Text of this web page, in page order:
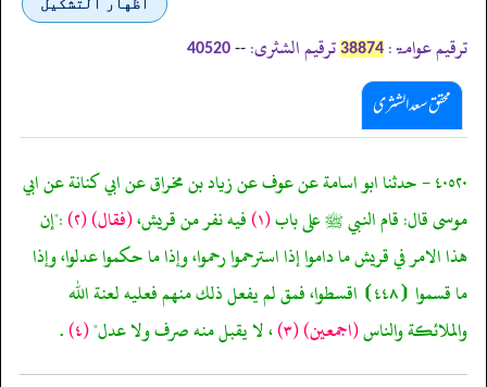
ترقیم عوامۃ: 38874 ترقیم الشثری: --
40520
محقق سعد الشثری
٤٠٥٢٠ - حدثنا ابو اسامة عن عوف عن زياد بن مخراق عن ابي كنانة عن ابي
موسى قال: قام النبي ﷺ على باب(١) فيه نفر من قريش،(فقال)(٢) :"إن
هذا الامر في قريش ما داموا إذا استرحموا رحموا، وإذا ما حكموا عدلوا، وإذا
ما قسموا ⦗٤٤٨⦘ اقسطوا، فمق لم يفعل ذلك منهم فعليه لعنة الله
والملائكة والناس(اجمعين)(٣) ، لا يقبل منه صرف ولا عدل"(٤) .